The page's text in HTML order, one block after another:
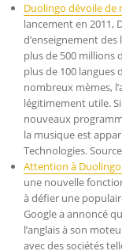
Duolingo dévoile
lancement en 2011,
d’enseignement
plus de 500 millions
plus de 100 langues
nombreux mèmes,
légitimement utile.
nouveaux
la musique est
Technologies. Source
Attention à
une nouvelle
à défier une
Google a annoncé
l’anglais à son
avec des sociétés